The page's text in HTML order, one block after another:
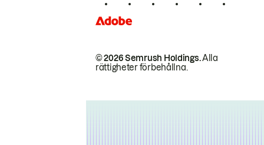
© 2026 Semrush Holdings.Alla
rättigheter förbehållna.